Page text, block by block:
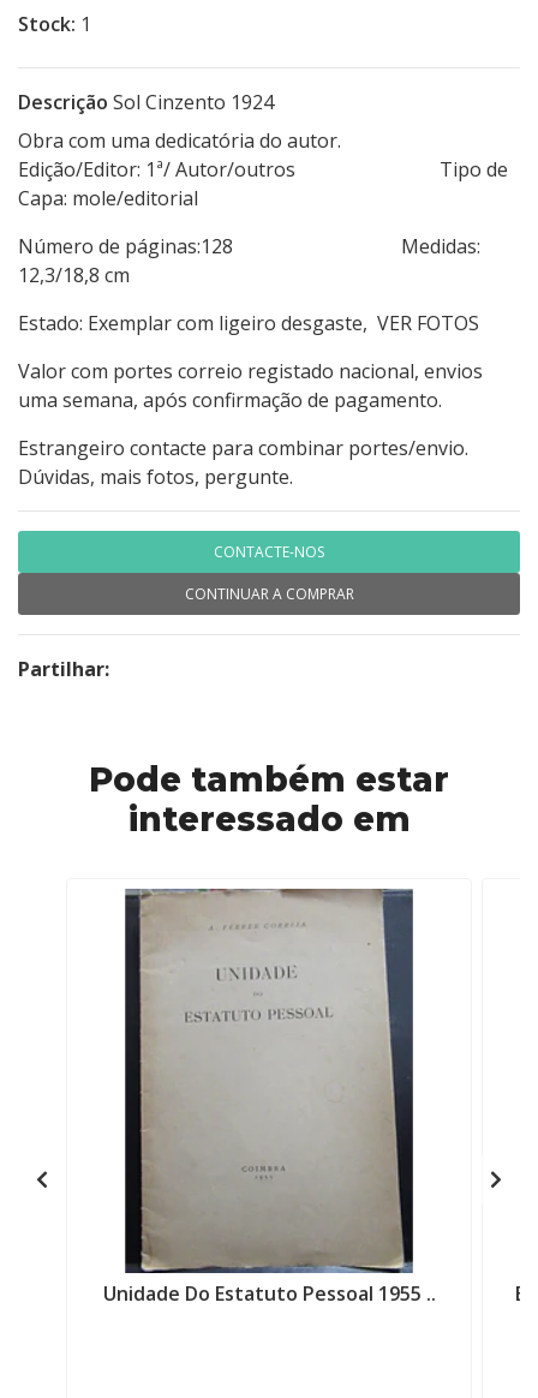
Stock: 1
Descrição Sol Cinzento 1924
Obra com uma dedicatória do autor.
Edição/Editor: 1ª/ Autor/outros Tipo de
Capa: mole/editorial
Número de páginas:128 Medidas:
12,3/18,8 cm
Estado: Exemplar com ligeiro desgaste, VER FOTOS
Valor com portes correio registado nacional, envios
uma semana, após confirmação de pagamento.
Estrangeiro contacte para combinar portes/envio.
Dúvidas, mais fotos, pergunte.
CONTACTE-NOS
CONTINUAR A COMPRAR
Partilhar:
Pode também estar
interessado em
Unidade Do Estatuto Pessoal 1955 ..